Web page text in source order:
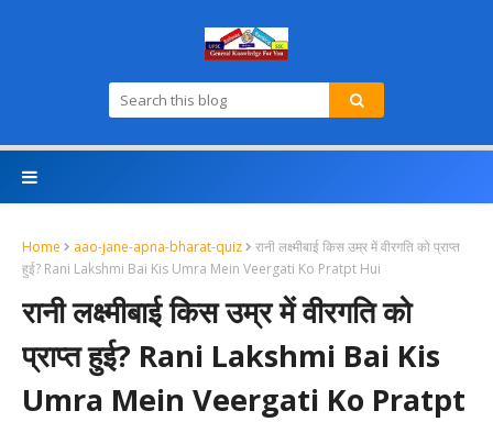
Home aao-jane-apna-bharat-quiz
रानी लक्ष्‍मीबाई किस उम्र में वीरगति को प्राप्‍त
हुई? Rani Lakshmi Bai Kis Umra Mein Veergati Ko Pratpt Hui
रानी लक्ष्‍मीबाई किस उम्र में वीरगति को
प्राप्‍त हुई? Rani Lakshmi Bai Kis
Umra Mein Veergati Ko Pratpt